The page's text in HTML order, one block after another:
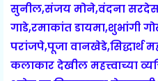
सुनील,संजय मोने,वंदना
गाडे,रमाकांत डायमा,शुभांगी
परांजपे,पूजा वानखेडे,सिद्धार्थ
कलाकार देखील महत्त्वाच्या